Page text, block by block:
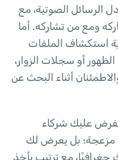
الرسائل الصوتية، مع
ومع من تشاركه. أما
استكشاف الملفات
أو سجلات الزوار،
أثناء البحث عن
عليك شركاء
مزعجة؛ بل يعرض لك
مع ترتيب يأخذ